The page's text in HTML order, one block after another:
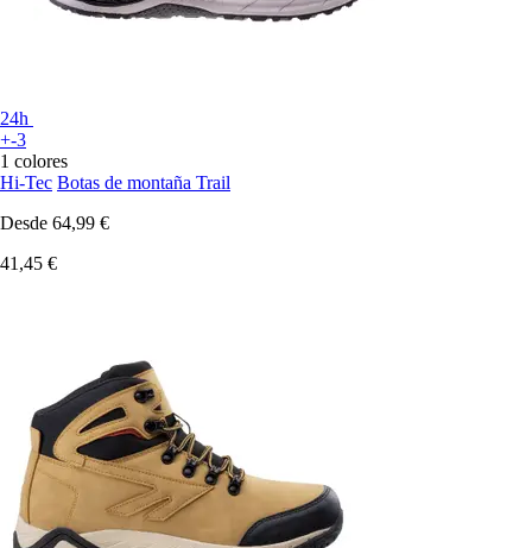
24h
+-3
1 colores
Hi-Tec Botas de montaña Trail
Desde 64,99 €
41,45 €